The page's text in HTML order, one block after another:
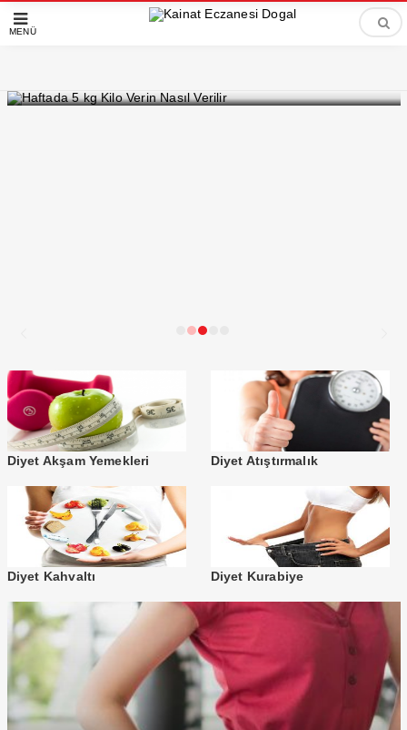
MENÜ
Diyet Akşam Yemekleri Diyet Atıştırmalık
Diyet Kahvaltı Diyet Kurabiye